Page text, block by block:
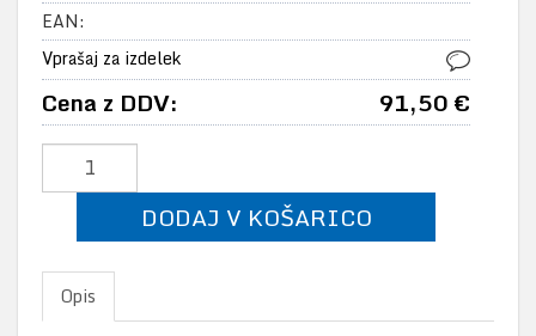
EAN:
Vprašaj za izdelek
Cena z DDV: 91,50 €
DODAJ V KOŠARICO
Opis